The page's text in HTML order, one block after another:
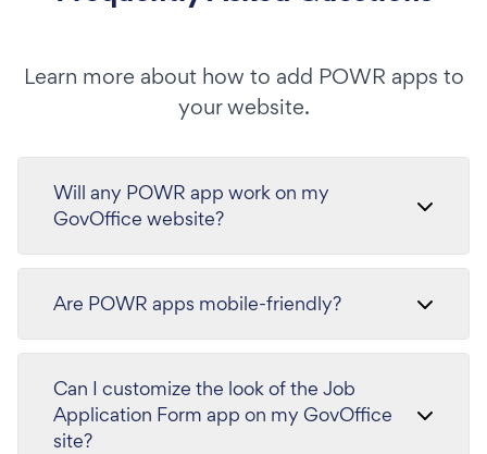
Learn more about how to add POWR apps to
your website.
Will any POWR app work on my
GovOffice website?
Are POWR apps mobile-friendly?
Can I customize the look of the Job
Application Form app on my GovOffice
site?